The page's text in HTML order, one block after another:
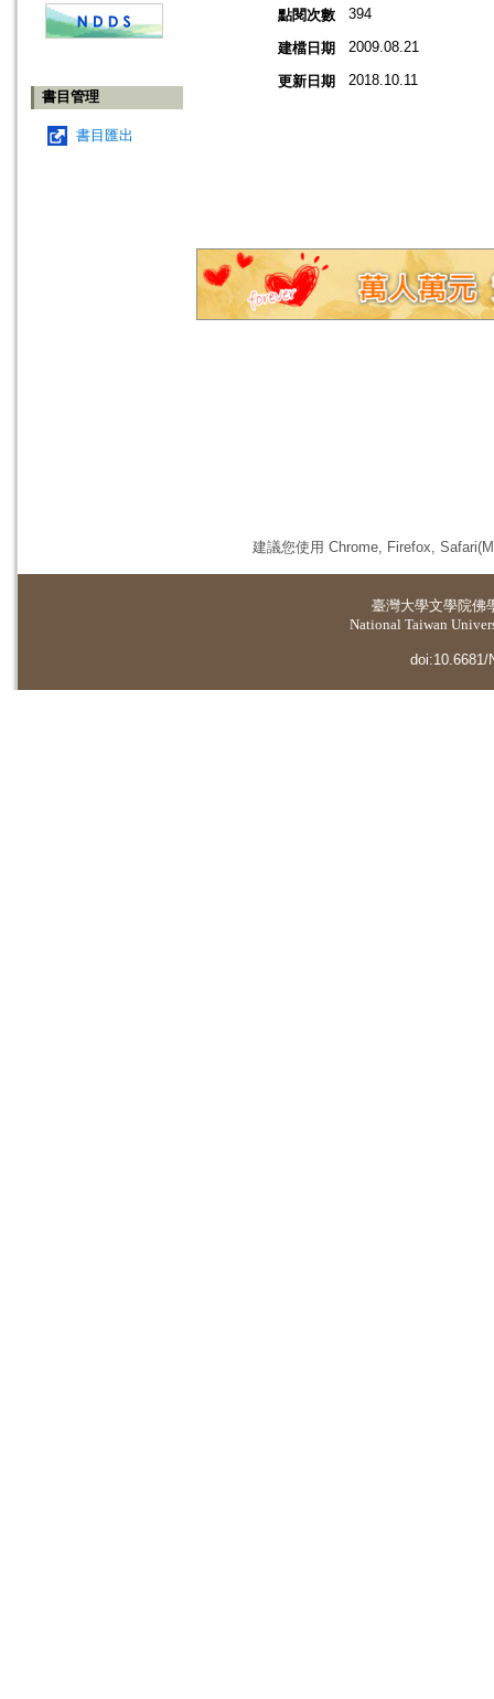
書目管理
書目匯出
點閱次數
394
建檔日期 2009.08.21
更新日期 2018.10.11
建議您使用 Chrome, Firefox,
臺灣大學文學院佛
National Taiwan
doi:10.6681/